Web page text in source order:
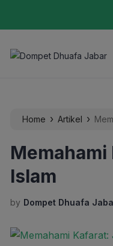
Home › Artikel ›
Islam
by Dompet Dhuafa